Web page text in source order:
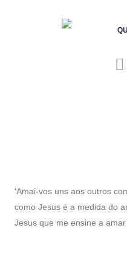
‘Amai-vos uns aos outros
como Jesus é a medida do
Jesus que me ensine a amar